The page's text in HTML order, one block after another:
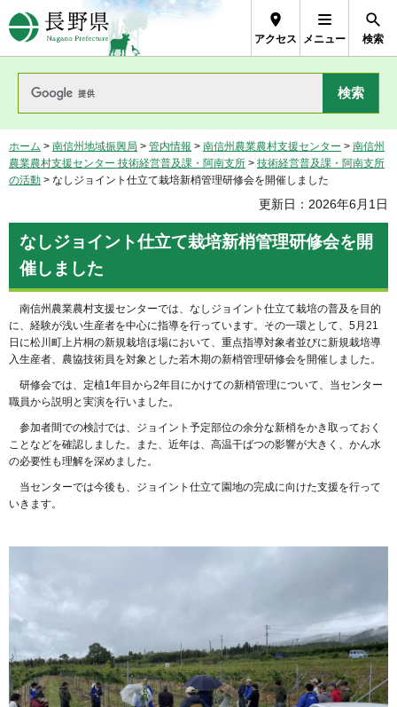
長野県Nagano Prefecture
アクセス メニュー 検索
ホーム > 南信州地域振興局 > 管内情報 > 南信州農業農村支援センター > 南信州
農業農村支援センター 技術経営普及課・阿南支所 > 技術経営普及課・阿南支所
の活動 > なしジョイント仕立て栽培新梢管理研修会を開催しました
更新日：2026年6月1日
なしジョイント仕立て栽培新梢管理研修会を開
催しました
南信州農業農村支援センターでは、なしジョイント仕立て栽培の普及を目的
に、経験が浅い生産者を中心に指導を行っています。その一環として、5月21
日に松川町上片桐の新規栽培ほ場において、重点指導対象者並びに新規栽培導
入生産者、農協技術員を対象とした若木期の新梢管理研修会を開催しました。
研修会では、定植1年目から2年目にかけての新梢管理について、当センター
職員から説明と実演を行いました。
参加者間での検討では、ジョイント予定部位の余分な新梢をかき取っておく
ことなどを確認しました。また、近年は、高温干ばつの影響が大きく、かん水
の必要性も理解を深めました。
当センターでは今後も、ジョイント仕立て園地の完成に向けた支援を行って
いきます。